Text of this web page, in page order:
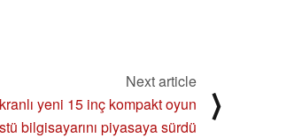
Next article
yeni 15 inç kompakt oyun
bilgisayarını piyasaya sürdü
⟩